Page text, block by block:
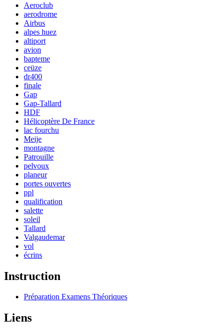
Aeroclub
aerodrome
Airbus
alpes huez
altiport
avion
bapteme
ceüze
dr400
finale
Gap
Gap-Tallard
HDF
Hélicoptère De France
lac fourchu
Meije
montagne
Patrouille
pelvoux
planeur
portes ouvertes
ppl
qualification
salette
soleil
Tallard
Valgaudemar
vol
écrins
Instruction
Préparation Examens Théoriques
Liens